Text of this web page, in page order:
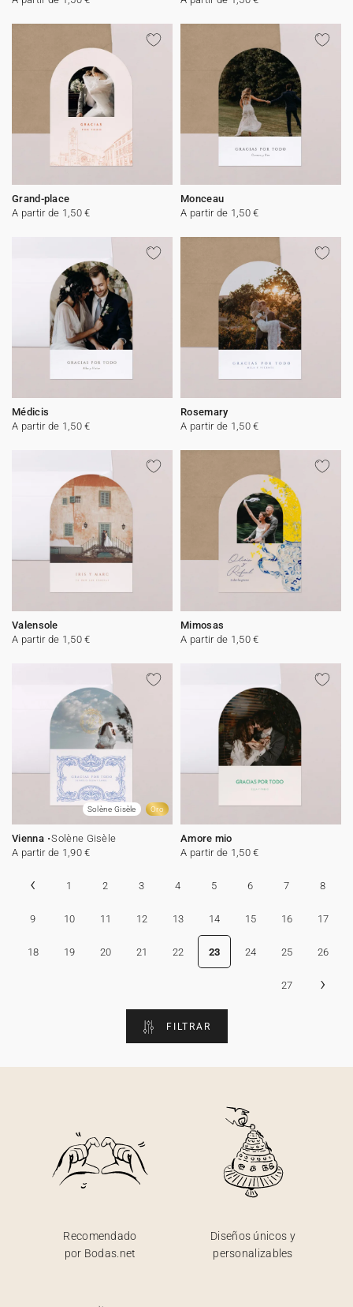
Grand-place
A partir de 1,50 €
Monceau
A partir de 1,50 €
Médicis
A partir de 1,50 €
Rosemary
A partir de 1,50 €
Valensole
A partir de 1,50 €
Mimosas
A partir de 1,50 €
Solène Gisèle Oro
Vienna
Solène Gisèle
A partir de 1,90 €
Amore mio
A partir de 1,50 €
‹ 1 2 3 4 5 6 7 8
9 10 11 12 13 14 15 16 17
18 19 20 21 22 23 24 25 26
27 ›
FILTRAR
Recomendado
por Bodas.net
Diseños únicos y
personalizables